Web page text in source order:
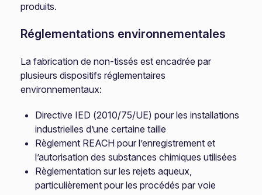
produits.
Réglementations environnementales
La fabrication de non-tissés est encadrée par
plusieurs dispositifs réglementaires
environnementaux:
Directive IED (2010/75/UE) pour les installations
industrielles d’une certaine taille
Règlement REACH pour l’enregistrement et
l’autorisation des substances chimiques utilisées
Règlementation sur les rejets aqueux,
particulièrement pour les procédés par voie